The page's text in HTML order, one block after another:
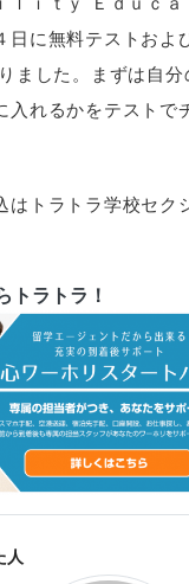
日に無料テストおよ
ました。まずは自分
入れるかをテストで
はトラトラ学校セク
トラトラ！
人